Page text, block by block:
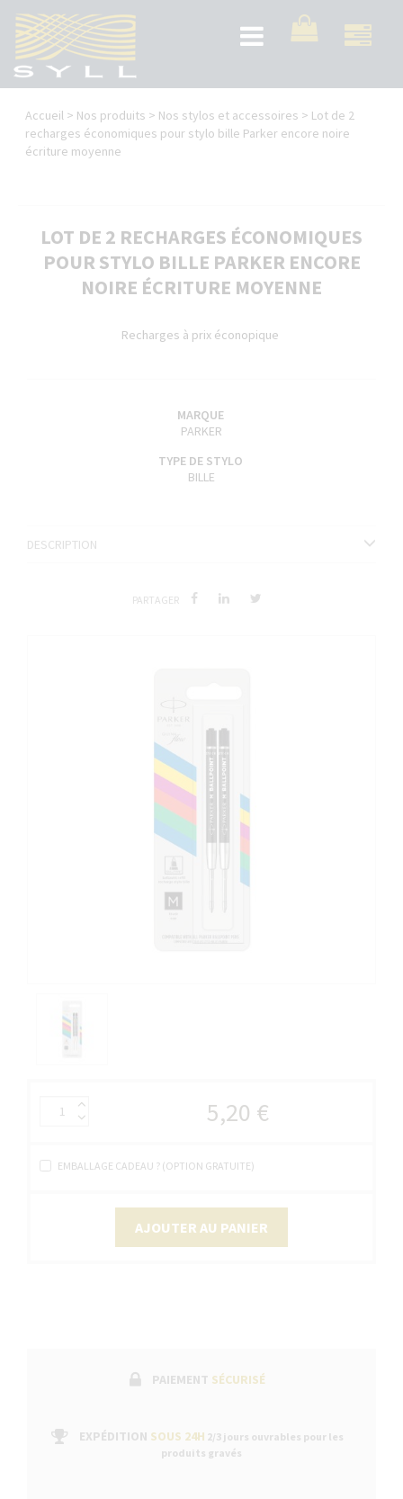
contenu
principal
Toggle
navigation
Vous
êtes
ici
Accueil > Nos produits > Nos stylos et accessoires > Lot de 2
recharges économiques pour stylo bille Parker encore noire
écriture moyenne
LOT DE 2 RECHARGES ÉCONOMIQUES
POUR STYLO BILLE PARKER ENCORE
NOIRE ÉCRITURE MOYENNE
Recharges à prix éconopique
MARQUE
PARKER
TYPE DE STYLO
BILLE
DESCRIPTION
PARTAGER
5,20 €
EMBALLAGE CADEAU ? (OPTION GRATUITE)
AJOUTER AU PANIER
PAIEMENT SÉCURISÉ
EXPÉDITION SOUS 24H 2/3 jours ouvrables pour les
produits gravés